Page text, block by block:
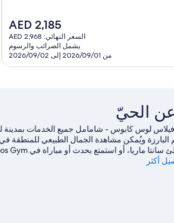
السعر
الحالي
هو
AED
2,185
AED 2,185
السعر النهائي: AED 2,968
يشمل الضرائب والرسوم
من 2026/09/01 إلى 2026/09/02
عن الحيّ
فيلاس لوس كابوس - شامامل جميع الخدمات
البارزة ويُمكن مشاهدة الجمال الطبيعي
مثل إمكانية صيد الأسماك في مكان قريب.أكثر